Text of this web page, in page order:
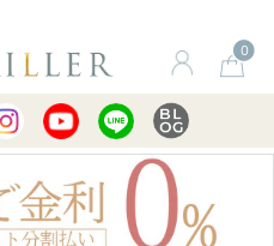
0
ングガイド 買取